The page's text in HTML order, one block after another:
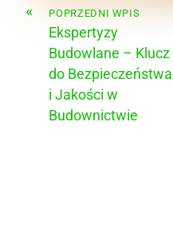
« POPRZEDNI WPIS
Ekspertyzy
Budowlane – Klucz
do Bezpieczeństwa
i Jakości w
Budownictwie